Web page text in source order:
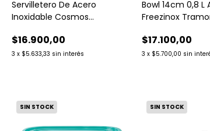
Servilletero De Acero
Inoxidable Cosmos
$16.900,00
3 x $5.633,33 sin interés
Bowl 14cm 0,8 L
Freezinox
$17.100,00
3 x $5.700,00 sin
SIN STOCK SIN STOCK